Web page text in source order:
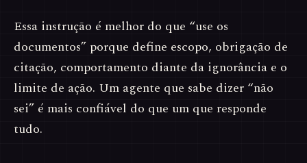
Essa instrução é melhor do que “use os
documentos” porque define escopo, obrigação de
citação, comportamento diante da ignorância e o
limite de ação. Um agente que sabe dizer “não
sei” é mais confiável do que um que responde
tudo.